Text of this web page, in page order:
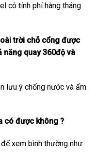
có tính phí hàng tháng
trời chỗ cổng được
năng quay 360độ và
lưu ý chống nước và ẩm
có được không ?
xem bình thường như